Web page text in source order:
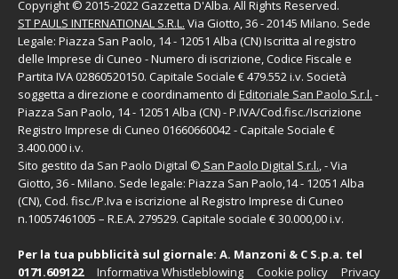
Copyright © 2015-2022 Gazzetta D'Alba. All Rights Reserved.
ST PAULS INTERNATIONAL S.R.L. Via Giotto, 36 - 20145 Milano. Sede
Legale: Piazza San Paolo, 14 - 12051 Alba (CN) Iscritta al registro
delle Imprese di Cuneo - Numero di iscrizione, Codice Fiscale e
Partita IVA 02860520150. Capitale Sociale € 479.552 i.v. Società
soggetta a direzione e coordinamento di Editoriale San Paolo S.r.l. -
Piazza San Paolo, 14 - 12051 Alba (CN) - P.IVA/Cod.fisc./Iscrizione
Registro Imprese di Cuneo 01660660042 - Capitale Sociale €
3.400.000 i.v.
Sito gestito da San Paolo Digital © San Paolo Digital S.r.l., - Via
Giotto, 36 - Milano. Sede legale: Piazza San Paolo,14 - 12051 Alba
(CN), Cod. fisc./P.Iva e iscrizione al Registro Imprese di Cuneo
n.10057461005 – R.E.A. 279529. Capitale sociale € 30.000,00 i.v.
Per la tua pubblicità sul giornale: A. Manzoni & C S.p.a. tel
0171.609122
Privacy
Cookie policy
Informativa Whistleblowing